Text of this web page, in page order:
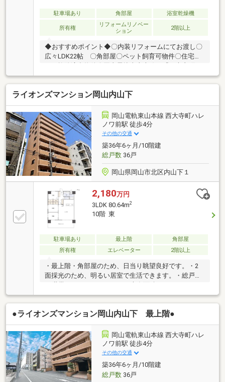
駐車場あり 角部屋 浴室乾燥機
所有権
リフォームリノベー
ション
2階以上
◆おすすめポイント◆〇内装リフォームにてお渡し〇
広々LDK22帖 〇角部屋〇ペット飼育可物件〇住宅ロ
徒歩3分〇天満屋まで徒歩4分〇後楽園まで1100ｍ
□□□□□□□□□□□□□□□□□□□□□□□テンマップス（株）ま
でお気軽にご連絡ください!!TEL： 086-525-
3002□□□□□□□□□□□□□□□□□□□□□□□
ライオンズマンション岡山内山下
岡山電軌東山本線 西大寺町ハレ
ノワ前駅 徒歩4分
その他の交通
築36年6ヶ月/10階建
総戸数36戸
岡山県岡山市北区内山下１
2,180万円
3LDK 80.64m2
10階 東
駐車場あり 最上階
角部屋
所有権
エレベーター 2階以上
・最上階・角部屋のため、日当り眺望良好です。・2
面採光のため、明るい居室で生活できます。・総戸数
め、ファミリーの方におすすめの間取です。・近隣に
は商業施設が充実しており、毎日の生活に便利な立地
です。・ルネスホールまで徒歩3分、岡山県庁まで徒
歩6分、岡山県立図書館まで徒歩7分、天満屋岡山まで
徒歩5分、川崎医科大学総合医療センターまで徒歩5
分、中国銀行本店まで徒歩5分、ハレミライ千日前ま
で徒歩7分、岡山中央郵便局まで徒歩8分、水之手公園
まで徒歩2分です。
●ライオンズマンション岡山内山下 最上階●
岡山電軌東山本線 西大寺町ハレ
ノワ前駅 徒歩4分
その他の交通
築36年6ヶ月/10階建
総戸数36戸